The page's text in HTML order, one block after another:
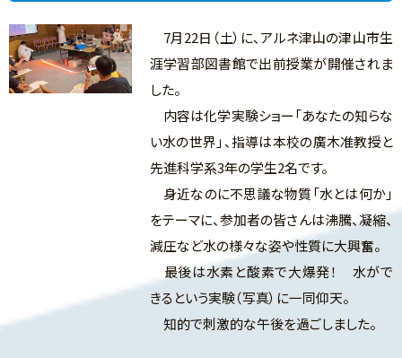
7月22日（土）に、アルネ津山の津山市生
涯学習部図書館で出前授業が開催されま
した。
内容は化学実験ショー「あなたの知らな
い水の世界」、指導は本校の廣木准教授と
先進科学系3年の学生2名です。
身近なのに不思議な物質「水とは何か」
をテーマに、参加者の皆さんは沸騰、凝縮、
減圧など水の様々な姿や性質に大興奮。
最後は水素と酸素で大爆発！ 水がで
きるという実験（写真）に一同仰天。
知的で刺激的な午後を過ごしました。